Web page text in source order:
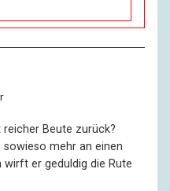
Beute zurück?
mehr an einen
er geduldig die Rute